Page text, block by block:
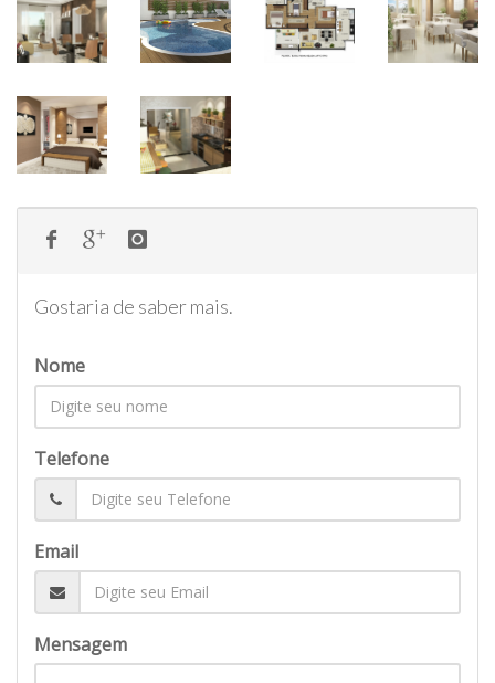
Gostaria de saber mais.
Nome
Telefone
Email
Mensagem